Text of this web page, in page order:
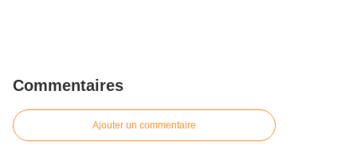
Commentaires
Ajouter un commentaire